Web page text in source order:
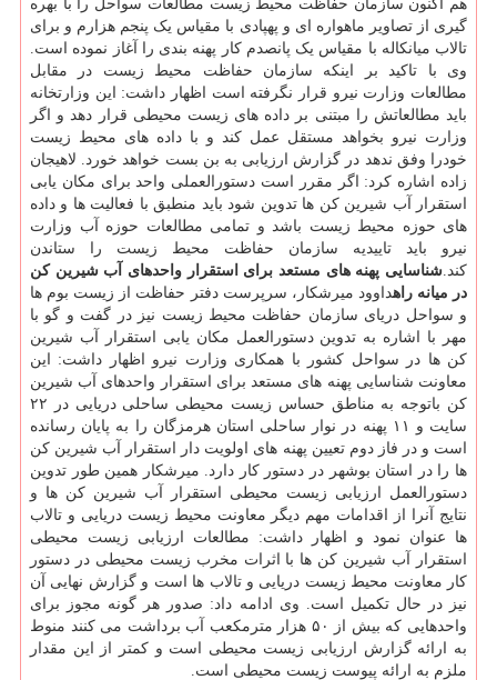
هم اکنون سازمان حفاظت محیط زیست مطالعات سواحل را با بهره
گیری از تصاویر ماهواره ای و پهپادی با مقیاس یک پنجم هزارم و برای
تالاب میانکاله با مقیاس یک پانصدم کار پهنه بندی را آغاز نموده است.
وی با تاکید بر اینکه سازمان حفاظت محیط زیست در مقابل
مطالعات وزارت نیرو قرار نگرفته است اظهار داشت: این وزارتخانه
باید مطالعاتش را مبتنی بر داده های زیست محیطی قرار دهد و اگر
وزارت نیرو بخواهد مستقل عمل کند و با داده های محیط زیست
خودرا وفق ندهد در گزارش ارزیابی به بن بست خواهد خورد. لاهیجان
زاده اشاره کرد: اگر مقرر است دستورالعملی واحد برای مکان یابی
استقرار آب شیرین کن ها تدوین شود باید منطبق با فعالیت ها و داده
های حوزه محیط زیست باشد و تمامی مطالعات حوزه آب وزارت
نیرو باید تاییدیه سازمان حفاظت محیط زیست را ستاندن
کند. شناسایی پهنه های مستعد برای استقرار واحدهای آب شیرین کن
در میانه راهداوود میرشکار، سرپرست دفتر حفاظت از زیست بوم ها
و سواحل دریای سازمان حفاظت محیط زیست نیز در گفت و گو با
مهر با اشاره به تدوین دستورالعمل مکان یابی استقرار آب شیرین
کن ها در سواحل کشور با همکاری وزارت نیرو اظهار داشت: این
معاونت شناسایی پهنه های مستعد برای استقرار واحدهای آب شیرین
کن باتوجه به مناطق حساس زیست محیطی ساحلی دریایی در ۲۲
سایت و ۱۱ پهنه در نوار ساحلی استان هرمزگان را به پایان رسانده
است و در فاز دوم تعیین پهنه های اولویت دار استقرار آب شیرین کن
ها را در استان بوشهر در دستور کار دارد. میرشکار همین طور تدوین
دستورالعمل ارزیابی زیست محیطی استقرار آب شیرین کن ها و
نتایج آنرا از اقدامات مهم دیگر معاونت محیط زیست دریایی و تالاب
ها عنوان نمود و اظهار داشت: مطالعات ارزیابی زیست محیطی
استقرار آب شیرین کن ها با اثرات مخرب زیست محیطی در دستور
کار معاونت محیط زیست دریایی و تالاب ها است و گزارش نهایی آن
نیز در حال تکمیل است. وی ادامه داد: صدور هر گونه مجوز برای
واحدهایی که بیش از ۵۰ هزار مترمکعب آب برداشت می کنند منوط
به ارائه گزارش ارزیابی زیست محیطی است و کمتر از این مقدار
ملزم به ارائه پیوست زیست محیطی است.